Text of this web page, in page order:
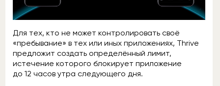
Для тех, кто не может контролировать своё
«пребывание» в тех или иных приложениях, Thrive
предложит создать определённый лимит,
истечение которого блокирует приложение
до 12 часов утра следующего дня.